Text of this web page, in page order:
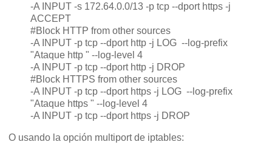
-A INPUT -s 172.64.0.0/13 -p tcp --dport https -j
ACCEPT
#Block HTTP from other sources
-A INPUT -p tcp --dport http -j LOG --log-prefix
"Ataque http " --log-level 4
-A INPUT -p tcp --dport http -j DROP
#Block HTTPS from other sources
-A INPUT -p tcp --dport https -j LOG --log-prefix
"Ataque https " --log-level 4
-A INPUT -p tcp --dport https -j DROP
O usando la opción multiport de iptables: